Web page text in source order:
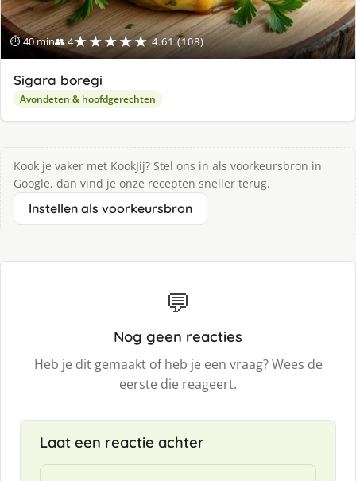
⏱ 40 min👥 4★★★★★ 4.61 (108)
Sigara boregi
Avondeten & hoofdgerechten
Kook je vaker met KookJij? Stel ons in als voorkeursbron in
Google, dan vind je onze recepten sneller terug.
Instellen als voorkeursbron
💬
Nog geen reacties
Heb je dit gemaakt of heb je een vraag? Wees de
eerste die reageert.
Laat een reactie achter